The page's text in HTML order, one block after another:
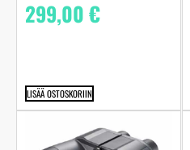
299,00€
LISÄÄ OSTOSKORIIN